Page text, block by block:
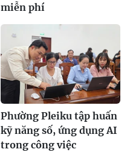
miễn phí
Phường Pleiku tập huấn
kỹ năng số, ứng dụng AI
trong công việc